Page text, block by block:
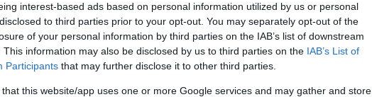
interest-based ads based on personal information utilized by us or personal
to third parties prior to your opt-out. You may separately opt-out of the
of your personal information by third parties on the IAB’s list of downstream
This information may also be disclosed by us to third parties on the IAB’s List of
Participants that may further disclose it to other third parties.
that this website/app uses one or more Google services and may gather and store
πλαίσιο της περιπολίας τους στην περιοχή του Αγίου
πεζή και τον κάλεσαν σε έλεγχο, στο πλαίσιο του οποίου
πιστόλι με γεμιστήρα και 6 φυσίγγια.